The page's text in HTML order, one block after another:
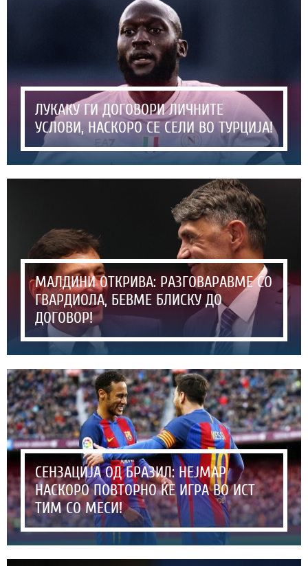
ЛУКАКУ ГИ ДОГОВОРИ ЛИЧНИТЕ
УСЛОВИ, НАСКОРО СЕ СЕЛИ ВО ТУРЦИЈА!
МАЛДИНИ ОТКРИВА: РАЗГОВАРАВМЕ СО
ГВАРДИОЛА, БЕВМЕ БЛИСКУ ДО
ДОГОВОР!
СЕНЗАЦИЈА ОД БРАЗИЛ: НЕЈМАР
НАСКОРО ПОВТОРНО ЌЕ ИГРА ВО ИСТ
ТИМ СО МЕСИ!